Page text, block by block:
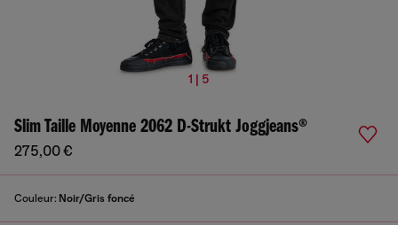
1 | 5
Slim Taille Moyenne 2062 D-Strukt Joggjeans®
275,00 €
Couleur: Noir/Gris foncé